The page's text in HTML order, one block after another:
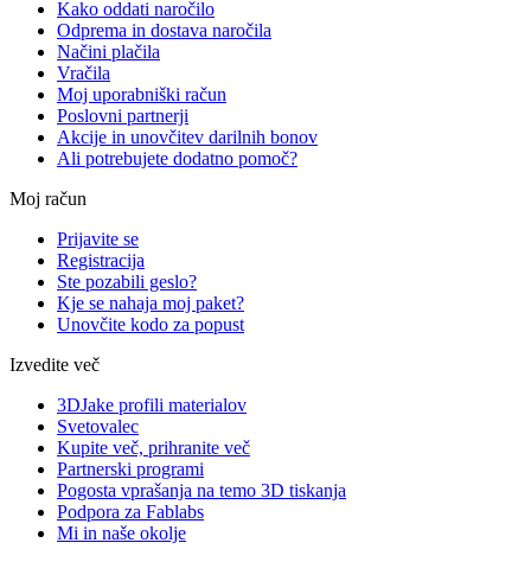
Kako oddati naročilo
Odprema in dostava naročila
Načini plačila
Vračila
Moj uporabniški račun
Poslovni partnerji
Akcije in unovčitev darilnih bonov
Ali potrebujete dodatno pomoč?
Moj račun
Prijavite se
Registracija
Ste pozabili geslo?
Kje se nahaja moj paket?
Unovčite kodo za popust
Izvedite več
3DJake profili materialov
Svetovalec
Kupite več, prihranite več
Partnerski programi
Pogosta vprašanja na temo 3D tiskanja
Podpora za Fablabs
Mi in naše okolje